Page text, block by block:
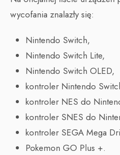
wycofania znalazły się:
Nintendo Switch,
Nintendo Switch Lite,
Nintendo Switch OLED,
kontroler Nintendo
kontroler NES do
kontroler SNES do
kontroler SEGA Mega
Pokemon GO Plus +.